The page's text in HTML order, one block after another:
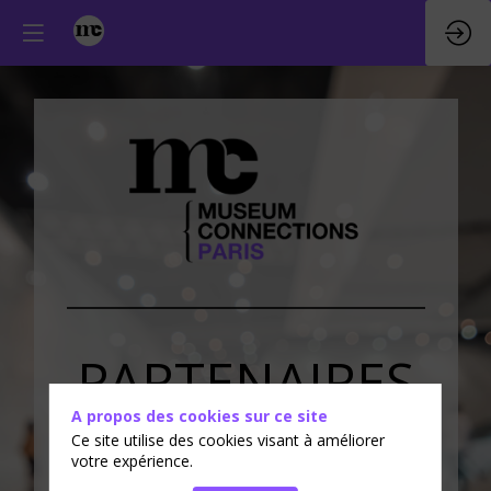
PARTENAIRES
&EXPOSANTS
A propos des cookies sur ce site
Ce site utilise des cookies visant à améliorer
votre expérience.